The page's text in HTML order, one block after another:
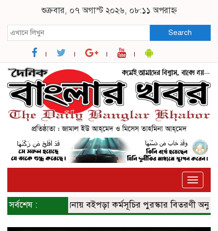
শুক্রবার, ০৭ অগাস্ট ২০২৬, ০৮:১১ অপরাহ্ন
Search
Toggle
সর্বশেষ : খুলনায় বইপড়া কর্মসূচির পুরস্কার বিতরণী অনুষ্ঠিত